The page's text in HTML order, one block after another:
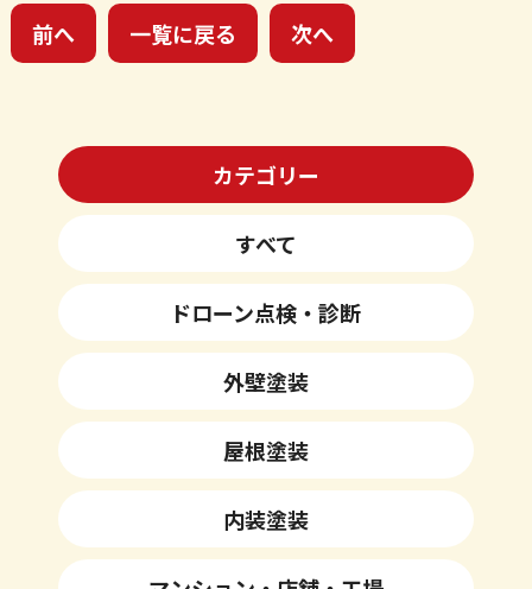
前へ 一覧に戻る 次へ
カテゴリー
すべて
ドローン点検・診断
外壁塗装
屋根塗装
内装塗装